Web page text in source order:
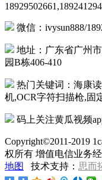
微信：ivysun888/
地址：广东省广
园B栋406-410
热门关键词：海
机,OCR字符扫描枪,固
码上关注黄瓜视频
Copyright©2011-2019
权所有 增值电信业务经营
地图
技术支持： 思而